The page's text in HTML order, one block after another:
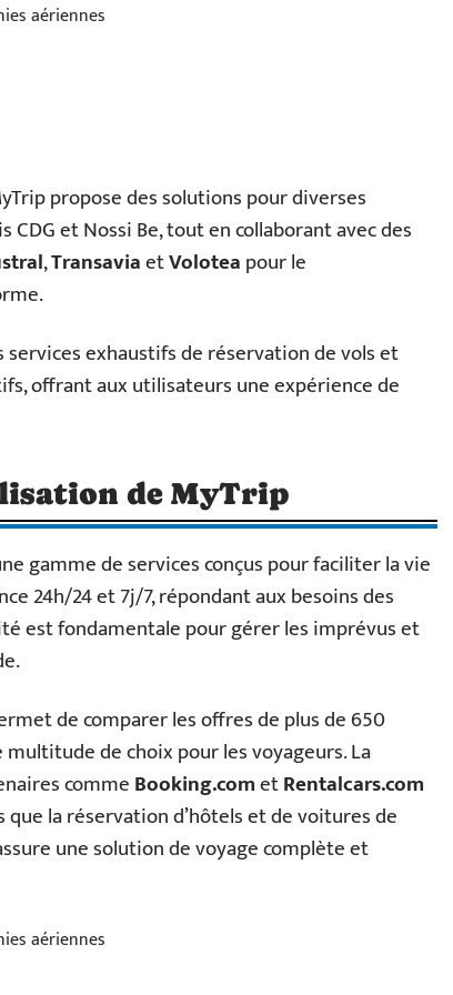
aériennes
propose des solutions pour diverses
et Nossi Be, tout en collaborant avec des
,TransaviaetVoloteapour le
exhaustifs de réservation de vols et
offrant aux utilisateurs une expérience de
de MyTrip
gamme de services conçus pour faciliter la vie
24h/24 et 7j/7, répondant aux besoins des
est fondamentale pour gérer les imprévus et
de comparer les offres de plus de 650
de choix pour les voyageurs. La
commeBooking.cometRentalcars.com
la réservation d’hôtels et de voitures de
une solution de voyage complète et
aériennes